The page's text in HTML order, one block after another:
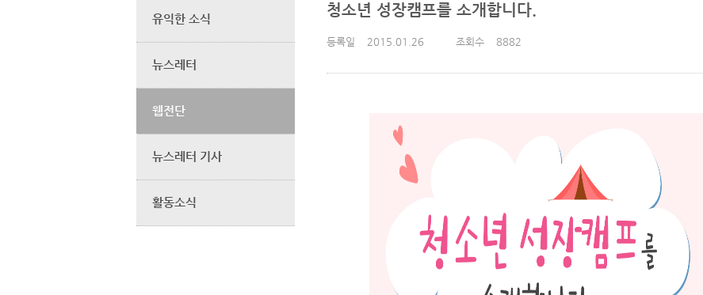
유익한 소식
뉴스레터
웹전단
뉴스레터 기사
활동소식
청소년 성장캠프를 소개합니다.
등록일 2015.01.26 조회수 8882